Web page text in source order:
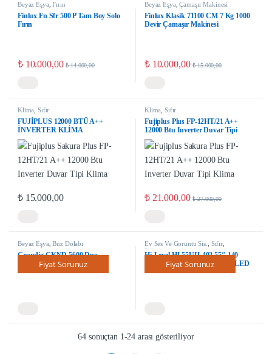
Beyaz Eşya,Fırın
Finlux Fn Sfr 500 P Tam Boy Solo
Fırın
₺10.000,00 ₺14.000,00
Beyaz Eşya,Çamaşır Makinesi
Finlux Klasik 71100 CM 7 Kg 1000
Devir Çamaşır Makinesi
₺10.000,00 ₺15.000,00
Klima,Sıfır
FUJİPLUS 12000 BTÜ A++
İNVERTER KLİMA
₺15.000,00
Klima,Sıfır
Fujiplus Plus FP-12HT/21 A++
12000 Btu Inverter Duvar Tipi
Klima
₺21.000,00 ₺27.000,00
Beyaz Eşya,Buz Dolabı
Grundig GKND 5600 Duo
BuzdolabıFiyat Sorunuz
Ev Ses Ve Görüntü Sis., Sıfır,
Televizyon
Hi-Level HL55UIL402 55″ 140
Ekran Uydu Alıcılı 4K Smart LED
Tv
Fiyat Sorunuz
64 sonuçtan 1-24 arası gösteriliyor